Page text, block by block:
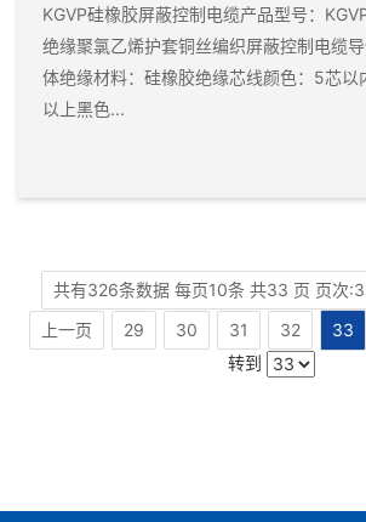
KGVP硅橡胶屏蔽控制电缆产品型号：
绝缘聚氯乙烯护套铜丝编织屏蔽控制电缆
体绝缘材料：硅橡胶绝缘芯线颜色：5芯以
以上黑色...
共有326条数据 每页10条 共33 页 页次
上一页
29 30 31 32 33
转到